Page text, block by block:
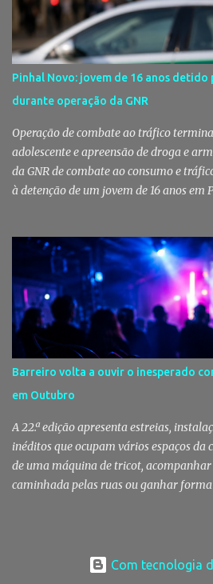
pessoas em situação de maior
a animais de companhia de utentes do
do Montijo aprovou, por unanimidade,
a celebração de um protocolo de
Mutualista Nossa Senhora da
assistência veterinária básica aos
utentes do Centro de Acolhimento de
Segundo a ...
Pinhal Novo: jovem de 16 anos
durante operação da GNR
Operação de combate ao tráfico
adolescente e apreensão de droga e
da GNR de combate ao consumo e
à detenção de um jovem de 16 anos em
das autoridades sobre este tipo de
Setúbal. Droga, arma branca e dinheiro
jovem de 16 anos foi detido na
suspeitas da prática do crime de tráfico
localidade de Pinhal Novo. A detenção
Territorial de Setúbal da GNR, através
Pinhal Novo, no âmbito de uma
especialmente direcionada para o
de droga. Segundo a GNR, "os militares
vários indivíduos" durante a ação
Barreiro volta a ouvir o inesperado
em Outubro
A 22.ª edição apresenta estreias,
inéditos que ocupam vários espaços da
de uma máquina de tricot, acompanhar
caminhada pelas ruas ou ganhar
volta a receber essa viagem sensorial
Com tecnologia